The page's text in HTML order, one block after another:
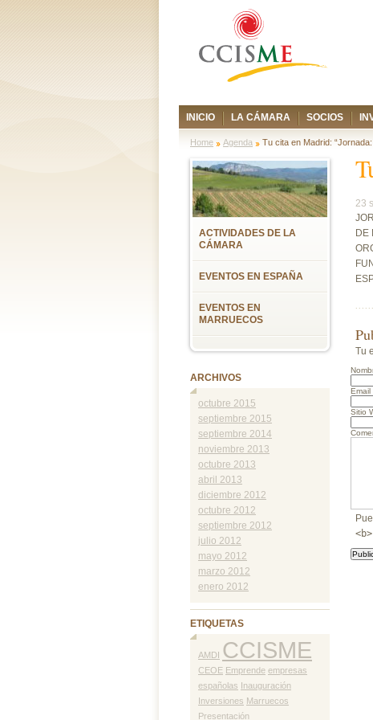
INICIO LA CÁMARA SOCIOS
Home Agenda Tu cita en Madrid:
23
DE
Tu
Email
Sitio
ACTIVIDADES DE LA
CÁMARA
EVENTOS EN ESPAÑA
EVENTOS EN
MARRUECOS
ARCHIVOS
octubre 2015
septiembre 2015
septiembre 2014
noviembre 2013
octubre 2013
abril 2013
diciembre 2012
octubre 2012
septiembre 2012
julio 2012
mayo 2012
marzo 2012
enero 2012
ETIQUETAS
AMDI CCISME
CEOE Emprende empresas
españolas Inauguración
Inversiones Marruecos
Presentación